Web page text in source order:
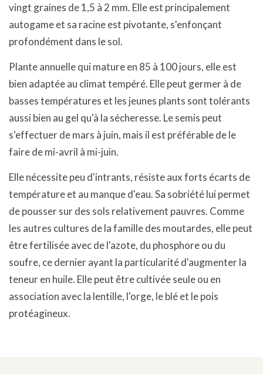
vingt graines de 1,5 à 2 mm. Elle est principalement
autogame et sa racine est pivotante, s'enfonçant
profondément dans le sol.
Plante annuelle qui mature en 85 à 100 jours, elle est
bien adaptée au climat tempéré. Elle peut germer à de
basses températures et les jeunes plants sont tolérants
aussi bien au gel qu'à la sécheresse. Le semis peut
s'effectuer de mars à juin, mais il est préférable de le
faire de mi-avril à mi-juin.
Elle nécessite peu d'intrants, résiste aux forts écarts de
température et au manque d'eau. Sa sobriété lui permet
de pousser sur des sols relativement pauvres. Comme
les autres cultures de la famille des moutardes, elle peut
être fertilisée avec de l'azote, du phosphore ou du
soufre, ce dernier ayant la particularité d'augmenter la
teneur en huile. Elle peut être cultivée seule ou en
association avec la lentille, l'orge, le blé et le pois
protéagineux.